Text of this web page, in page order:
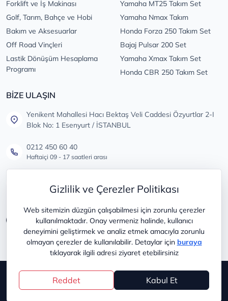
Gizlilik ve Çerezler Politikası
Web sitemizin düzgün çalışabilmesi için zorunlu çerezler
kullanılmaktadır. Onay vermeniz halinde, kullanıcı
deneyimini geliştirmek ve analiz etmek amacıyla zorunlu
olmayan çerezler de kullanılabilir. Detaylar için buraya
tıklayarak ilgili adresi ziyaret etebilirsiniz
Reddet Kabul Et
Forklift ve İş Makinası
Golf, Tarım, Bahçe ve Hobi
Bakım ve Aksesuarlar
Off Road Vinçleri
Lastik Dönüşüm Hesaplama
Programı
Yamaha MT25 Takım Set
Yamaha Nmax Takım
Honda Forza 250 Takım Set
Bajaj Pulsar 200 Set
Yamaha Xmax Takım Set
Honda CBR 250 Takım Set
BİZE ULAŞIN
Yenikent Mahallesi Hacı Bektaş Veli Caddesi Özyurtlar 2-I
Blok No: 1 Esenyurt / İSTANBUL
0212 450 60 40
Haftaiçi 09 - 17 saatleri arası
Tüm öneri ve şikayetleriniz için
Copyright © 2025
PlatinMarket®E-Ticaret Sistemiİle Hazırlanmıştır.